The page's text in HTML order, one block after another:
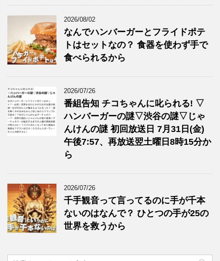
2026/08/02
なんでハンバーガーとフライドポテ
トはセットなの？ 食器を使わず手で
食べられるから
2026/07/26
番組告知 チコちゃんに叱られる! ▽
ハンバーガーの謎▽渋谷の謎▽じゃ
んけんの謎 初回放送日 7月31日(金)
午後7:57、再放送翌土曜日8時15分か
ら
2026/07/26
千手観音って言ってるのに手が千本
ないのはなんで？ ひとつの手が25の
世界を救うから